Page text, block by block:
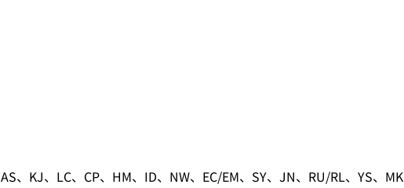
AS、KJ、LC、CP、HM、ID、NW、EC/EM、SY、JN、RU/RL、YS、MK